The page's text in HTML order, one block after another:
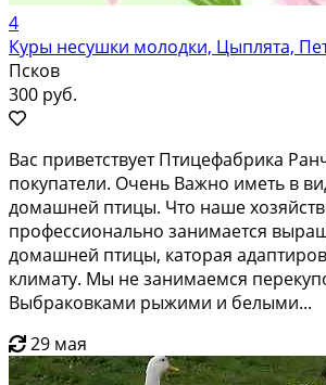
4
Куры несушки молодки, Цыплята,
Псков
300 руб.
Вас приветствует Птицефабрика
покупатели. Очень Важно иметь в
домашней птицы. Что наше
профессионально занимается
домашней птицы, каторая
климату. Мы не занимаемся
Выбраковками рыжими и белыми...
29 мая